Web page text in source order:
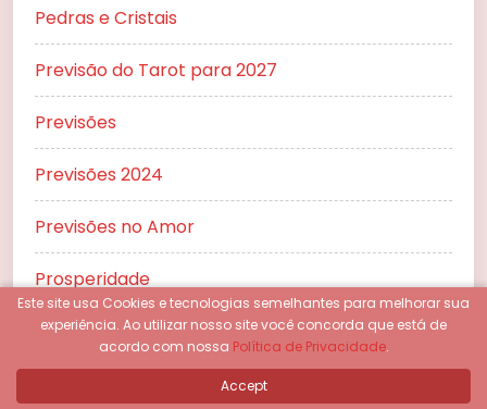
Pedras e Cristais
Previsão do Tarot para 2027
Previsões
Previsões 2024
Previsões no Amor
Prosperidade
Relacionamentos
Este site usa Cookies e tecnologias semelhantes para melhorar sua
experiência. Ao utilizar nosso site você concorda que está de
acordo com nossa Política de Privacidade.
Accept